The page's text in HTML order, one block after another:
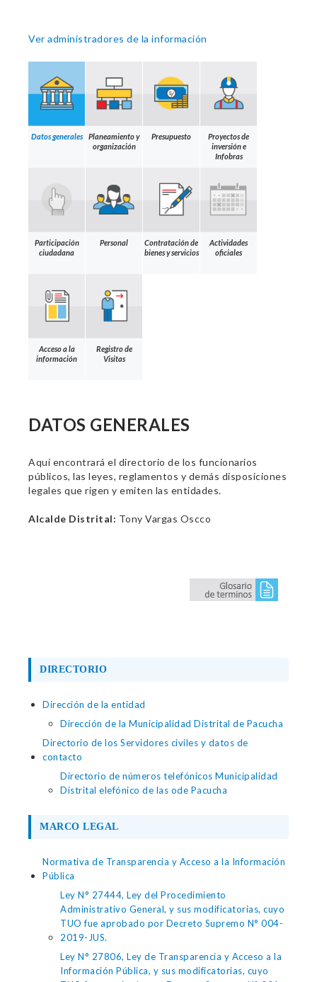
Ver administradores de la información
Datos generales
Planeamiento y
organización
Presupuesto
Proyectos de
inversión e
Infobras
Participación
ciudadana
Personal
Contratación de
bienes y servicios
Actividades
oficiales
Acceso a la
información
Registro de
Visitas
DATOS GENERALES
Aquí encontrará el directorio de los funcionarios
públicos, las leyes, reglamentos y demás disposiciones
legales que rigen y emiten las entidades.
Alcalde Distrital: Tony Vargas Oscco
DIRECTORIO
Dirección de la entidad
Dirección de la Municipalidad Distrital de Pacucha
Directorio de los Servidores civiles y datos de
contacto
Directorio de números telefónicos Municipalidad
Distrital elefónico de las ode Pacucha
MARCO LEGAL
Normativa de Transparencia y Acceso a la Información
Pública
Ley N° 27444, Ley del Procedimiento
Administrativo General, y sus modificatorias, cuyo
TUO fue aprobado por Decreto Supremo N° 004-
2019-JUS.
Ley N° 27806, Ley de Transparencia y Acceso a la
Información Pública, y sus modificatorias, cuyo